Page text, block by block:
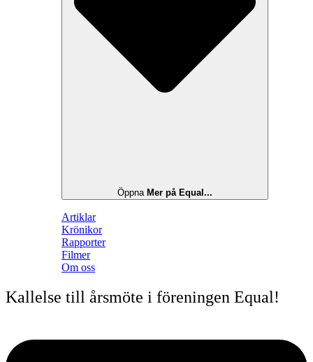
Öppna Mer på Equal...
Artiklar
Krönikor
Rapporter
Filmer
Om oss
Kallelse till årsmöte i föreningen Equal!